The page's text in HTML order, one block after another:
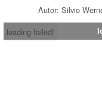
Autor: Silvio
loading failed!